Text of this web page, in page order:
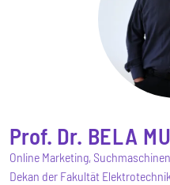
Prof. Dr. BELA
Online Marketing,
Dekan der Fakultät